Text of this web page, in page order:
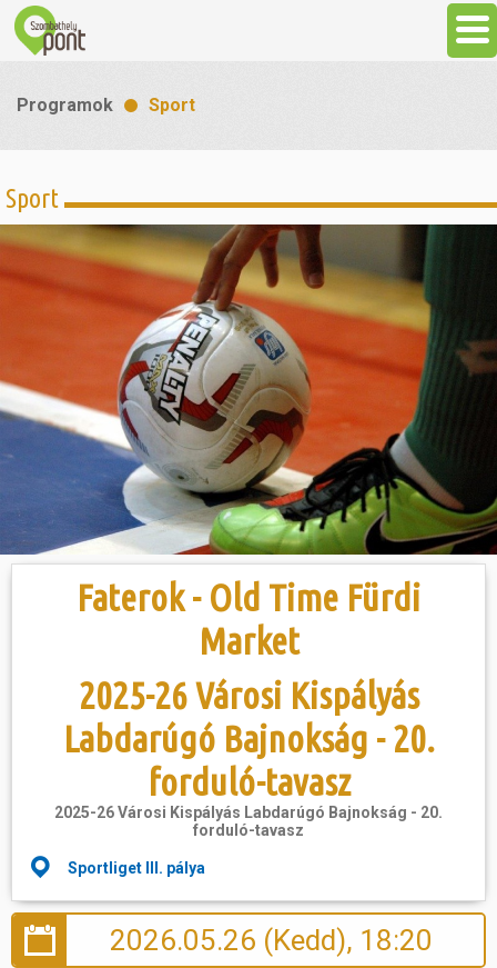
Látnivalók
Gasztronómia
Sport
Szabadidő
Hasznos
Programok Sport
Sport
Faterok - Old Time Fürdi
Market
2025-26 Városi Kispályás
Labdarúgó Bajnokság - 20.
forduló-tavasz
2025-26 Városi Kispályás Labdarúgó Bajnokság - 20.
forduló-tavasz
Sportliget III. pálya
2026.05.26 (Kedd), 18:20